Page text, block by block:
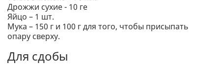
Дрожжи сухие - 10 ге
Яйцо – 1 шт.
Мука – 150 г и 100 г для того, чтобы присыпать
опару сверху.
Для сдобы